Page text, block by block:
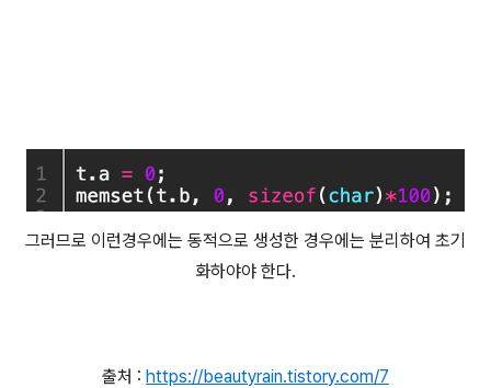
그러므로 이런경우에는 동적으로 생성한 경우에는 분리하여 초기
화하야야 한다.
출처 : https://beautyrain.tistory.com/7